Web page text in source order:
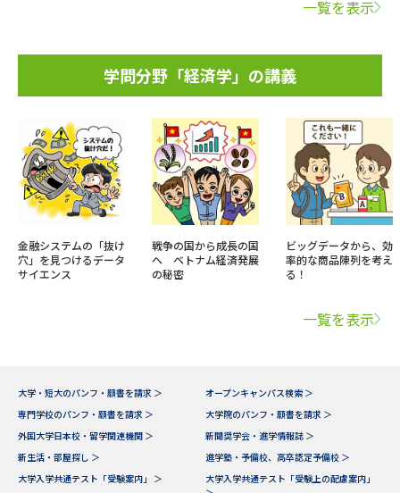
一覧を表示
学問分野「経済学」の講義
金融システムの「抜け
穴」を見つけるデータ
サイエンス
戦争の国から成長の国
へ ベトナム経済発展
の秘密
ビッグデータから、効
率的な商品陳列を考え
る！
一覧を表示
大学・短大のパンフ・願書を請求 ＞
オープンキャンパス検索 ＞
専門学校のパンフ・願書を請求 ＞
大学院のパンフ・願書を請求 ＞
外国大学日本校・留学関連機関 ＞
新聞奨学会・進学情報誌 ＞
新生活・部屋探し ＞
進学塾・予備校、高卒認定予備校 ＞
大学入学共通テスト「受験案内」 ＞
大学入学共通テスト「受験上の配慮案内」